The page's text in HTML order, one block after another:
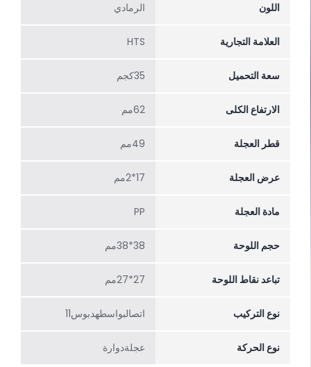
اللون الرمادي
العلامة التجارية HTS
سعة التحميل 35كجم
الارتفاع الکلی 62مم
قطر العجلة 49مم
عرض العجلة 17*2مم
مادة العجلة PP
حجم اللوحة 38*38مم
تباعد نقاط اللوحة 27*27مم
نوع التركيب اتصالبواسطهدبوس11
نوع الحركة عجلةدوارة